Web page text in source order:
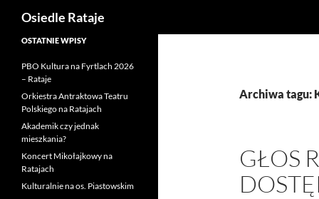
Przejdź
treści
Osiedle Rataje
Archiwa tagu:
GŁOS
OSTATNIE WPISY
PBO Kultura na Fyrtlach 2026
– Rataje
Orkiestra Antraktowa Teatru
Polskiego na Ratajach
Akademik czy jednak
mieszkania?
Koncert Mikołajkowy na
Ratajach
Kulturalnie na os. Piastowskim